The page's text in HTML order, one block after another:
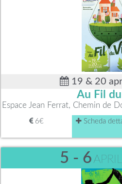
19 & 20
Au Fil
Espace Jean Ferrat, Chemin de
6€ Scheda
5 - 6